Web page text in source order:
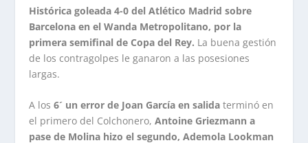
Histórica goleada 4-0 del Atlético Madrid sobre
Barcelona en el Wanda Metropolitano, por la
primera semifinal de Copa del Rey. La buena gestión
de los contragolpes le ganaron a las posesiones
largas.
A los 6´ un error de Joan García en salida terminó en
el primero del Colchonero,Antoine Griezmann a
pase de Molina hizo el segundo, Ademola Lookman